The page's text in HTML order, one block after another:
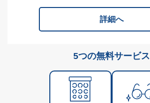
詳細へ
5つの無料サービス